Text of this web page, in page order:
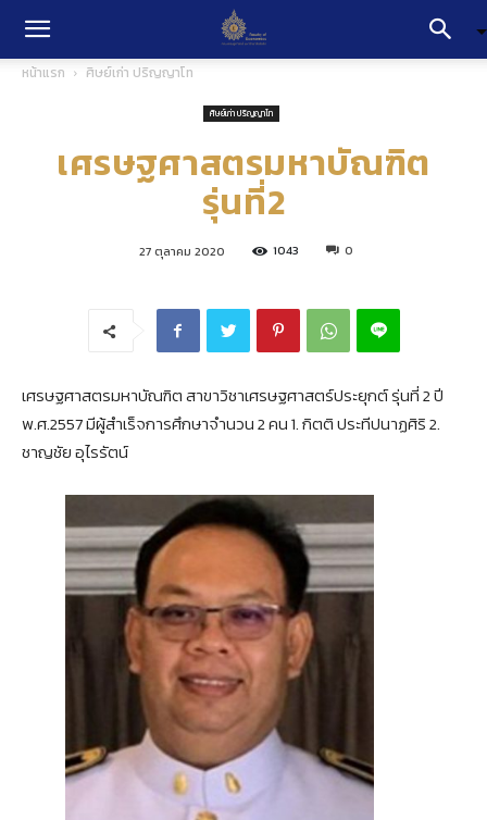
หน้าแรก ศิษย์เก่า ปริญญาโท
ศิษย์เก่า ปริญญาโท
เศรษฐศาสตรมหาบัณฑิต
รุ่นที่2
27 ตุลาคม 2020 1043 0
เศรษฐศาสตรมหาบัณฑิต สาขาวิชาเศรษฐศาสตร์ประยุกต์ รุ่นที่ 2 ปี
พ.ศ.2557 มีผู้สำเร็จการศึกษาจำนวน 2 คน 1. กิตติ ประทีปนาฏศิริ 2.
ชาญชัย อุไรรัตน์